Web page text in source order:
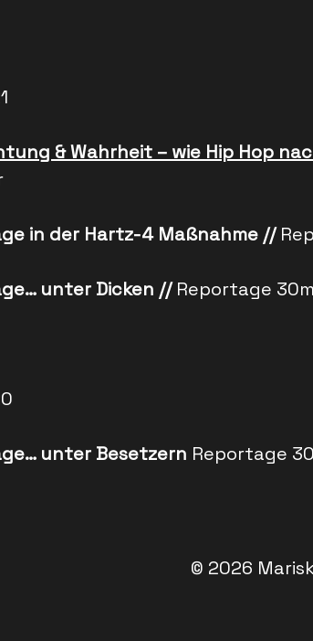
& Wahrheit – wie Hip Hop
in der Hartz-4 Maßnahme //
unter Dicken //Reportage
unter Besetzern Reportage
© 2026